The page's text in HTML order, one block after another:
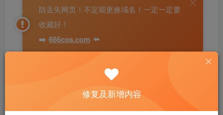
防丢失网页！不定期更换域名！一定一定要
收藏好！
➡️ 666cos.com ⬅️
修复及新增内容